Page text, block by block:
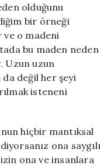
olduğunu
bir örneği
o madeni
bu maden neden
Uzun uzun
değil her şeyi
isteneni
hiçbir mantıksal
ona saygılı
ona ve insanlara